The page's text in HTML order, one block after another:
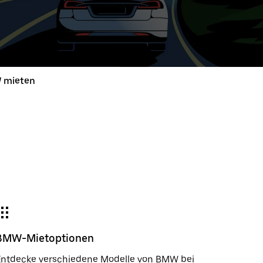
mieten
Mietoptionen
verschiedene Modelle von BMW bei